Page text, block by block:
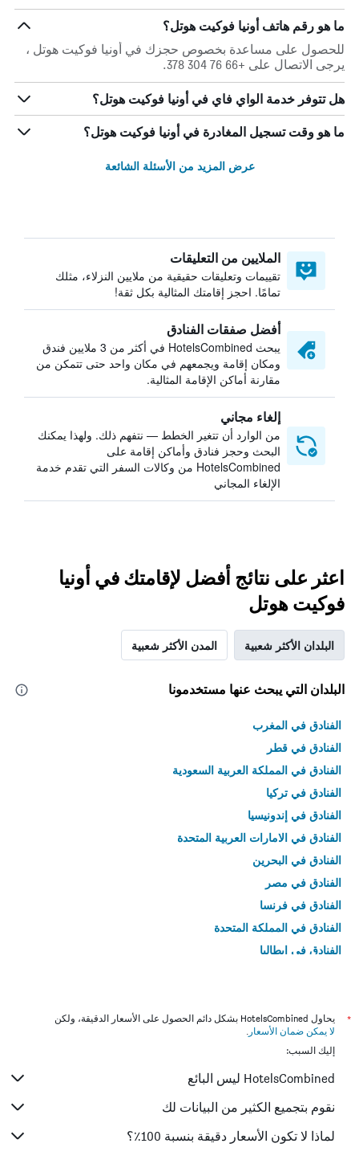
ما هو رقم هاتف أونيا فوكيت هوتل؟
للحصول على مساعدة بخصوص حجزك في أونيا فوكيت هوتل ،
يرجى الاتصال على +66 76 304 378.
هل تتوفر خدمة الواي فاي في أونيا فوكيت هوتل؟
ما هو وقت تسجيل المغادرة في أونيا فوكيت هوتل؟
عرض المزيد من الأسئلة الشائعة
الملايين من التعليقات
تقييمات وتعليقات حقيقية من ملايين النزلاء، مثلك
تمامًا. احجز إقامتك المثالية بكل ثقة!
أفضل صفقات الفنادق
يبحث HotelsCombined في أكثر من 3 ملايين فندق
ومكان إقامة ويجمعهم في مكان واحد حتى تتمكن من
مقارنة أماكن الإقامة المثالية.
إلغاء مجاني
من الوارد أن تتغير الخطط — نتفهم ذلك. ولهذا يمكنك
البحث وحجز فنادق وأماكن إقامة على
HotelsCombined من وكالات السفر التي تقدم خدمة
الإلغاء المجاني
اعثر على نتائج أفضل لإقامتك في أونيا
فوكيت هوتل
البلدان الأكثر شعبية المدن الأكثر شعبية
البلدان التي يبحث عنها مستخدمونا
الفنادق في المغرب
الفنادق في قطر
الفنادق في المملكة العربية السعودية
الفنادق في تركيا
الفنادق في إندونيسيا
الفنادق في الامارات العربية المتحدة
الفنادق في البحرين
الفنادق في مصر
الفنادق في فرنسا
الفنادق في المملكة المتحدة
الفنادق في إيطاليا
*
يحاول HotelsCombined بشكل دائم الحصول على الأسعار الدقيقة، ولكن
لا يمكن ضمان الأسعار .
إليك السبب:
HotelsCombined ليس البائع
نقوم بتجميع الكثير من البيانات لك
لماذا لا تكون الأسعار دقيقة بنسبة 100٪؟